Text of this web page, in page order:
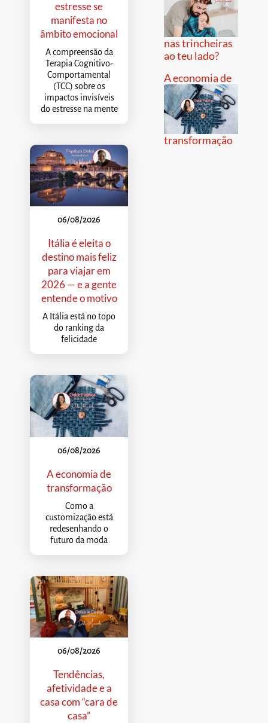
estresse se
manifesta no
âmbito emocional
A compreensão da
Terapia Cognitivo-
Comportamental
(TCC) sobre os
impactos invisíveis
do estresse na mente
06/08/2026
Itália é eleita o
destino mais feliz
para viajar em
2026 — e a gente
entende o motivo
A Itália está no topo
do ranking da
felicidade
06/08/2026
A economia de
transformação
Como a
customização está
redesenhando o
futuro da moda
06/08/2026
Tendências,
afetividade e a
casa com “cara de
casa”
nas trincheiras
ao teu lado?
A economia de
transformação